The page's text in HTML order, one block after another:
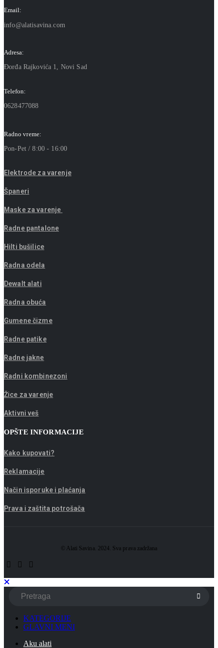
Email:
info@alatisavina.com
Adresa:
Đorđa Rajkovića 1, Novi Sad
Telefon:
0628477088
Radno vreme:
Pon-Pet / 8:00 - 16:00
Elektrode za varenje
Španeri
Maske za varenje
Radne pantalone
Hilti bušilice
Radna odela
Dewalt alati
Radna obuća
Gumene čizme
Radne patike
Radne jakne
Radni kombinezoni
Žice za varenje
Aktivni veš
OPŠTE INFORMACIJE
Kako kupovati?
Reklamacije
Način isporuke i plaćanja
Prava i zaštita potrošača
© Alati Savina. 2024. Sva prava zadržana
KATEGORIJE
GLAVNI MENI
Aku alati